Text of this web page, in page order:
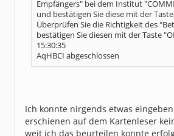
Empfängers" bei dem Institut
und bestätigen Sie diese mit der
Überprüfen Sie die Richtigkeit des
bestätigen Sie diesen mit der Taste
15:30:35
AqHBCI abgeschlossen
Ich konnte nirgends etwas
erschienen auf dem Kartenleser
weit ich das beurteilen konnte